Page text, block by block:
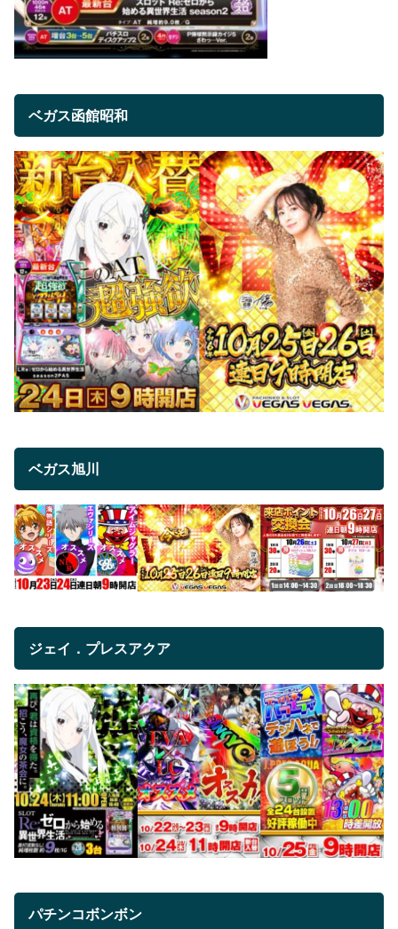
ベガス函館昭和
ベガス旭川
ジェイ．プレスアクア
パチンコボンボン